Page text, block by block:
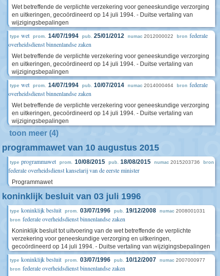
Wet betreffende de verplichte verzekering voor geneeskundige verzorging
en uitkeringen, gecoördineerd op 14 juli 1994. - Duitse vertaling van
wijzigingsbepalingen
type wet prom. 14/07/1994 pub. 25/01/2012 numac 2012000022 bron federale
overheidsdienst binnenlandse zaken
Wet betreffende de verplichte verzekering voor geneeskundige verzorging
en uitkeringen, gecoördineerd op 14 juli 1994. - Duitse vertaling van
wijzigingsbepalingen
type wet prom. 14/07/1994 pub. 10/07/2014 numac 2014000464 bron federale
overheidsdienst binnenlandse zaken
Wet betreffende de verplichte verzekering voor geneeskundige verzorging
en uitkeringen, gecoördineerd op 14 juli 1994. - Duitse vertaling van
wijzigingsbepalingen
toon meer (4)
programmawet van 10 augustus 2015
type programmawet prom. 10/08/2015 pub. 18/08/2015 numac 2015203736 bron
federale overheidsdienst kanselarij van de eerste minister
Programmawet
koninklijk besluit van 03 juli 1996
type koninklijk besluit prom. 03/07/1996 pub. 19/12/2008 numac 2008001031
bron federale overheidsdienst binnenlandse zaken
Koninklijk besluit tot uitvoering van de wet betreffende de verplichte
verzekering voor geneeskundige verzorging en uitkeringen,
gecoördineerd op 14 juli 1994. - Duitse vertaling van wijzigingsbepalingen
type koninklijk besluit prom. 03/07/1996 pub. 10/12/2007 numac 2007000977
bron federale overheidsdienst binnenlandse zaken